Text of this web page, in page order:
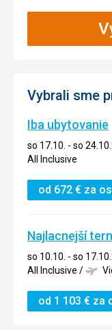
Vybrali sme
Iba ubytovanie
so 17.10. - so
All Inclusive
od 672 € za
Najlacnejší
so 10.10. - so
All Inclusive /
od 1 103 € za